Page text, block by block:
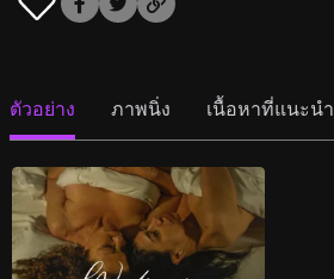
ตัวอย่าง ภาพนิ่ง เนื้อหาที่แนะนำ